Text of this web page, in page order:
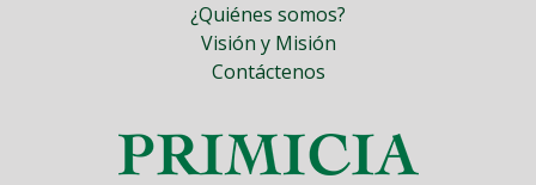
¿Quiénes somos?
Visión y Misión
Contáctenos